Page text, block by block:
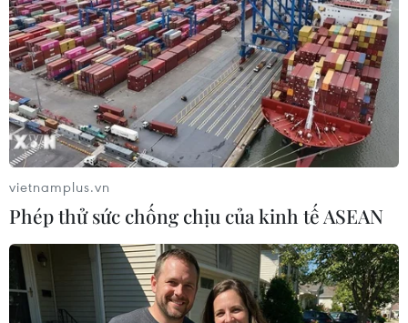
TIN LIÊN QUAN
vietnamplus.vn
Phép thử sức chống chịu của kinh tế ASEAN